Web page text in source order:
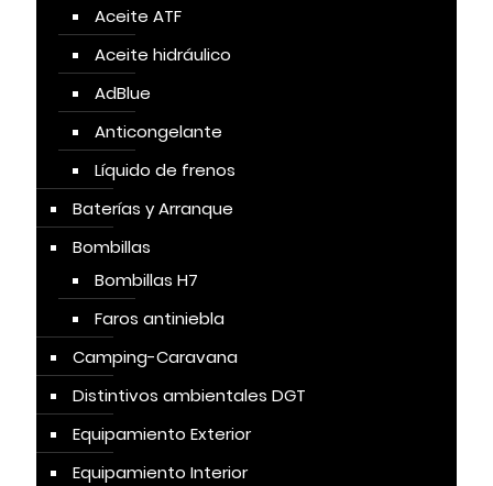
Aceite ATF
Aceite hidráulico
AdBlue
Anticongelante
Líquido de frenos
Baterías y Arranque
Bombillas
Bombillas H7
Faros antiniebla
Camping-Caravana
Distintivos ambientales DGT
Equipamiento Exterior
Equipamiento Interior